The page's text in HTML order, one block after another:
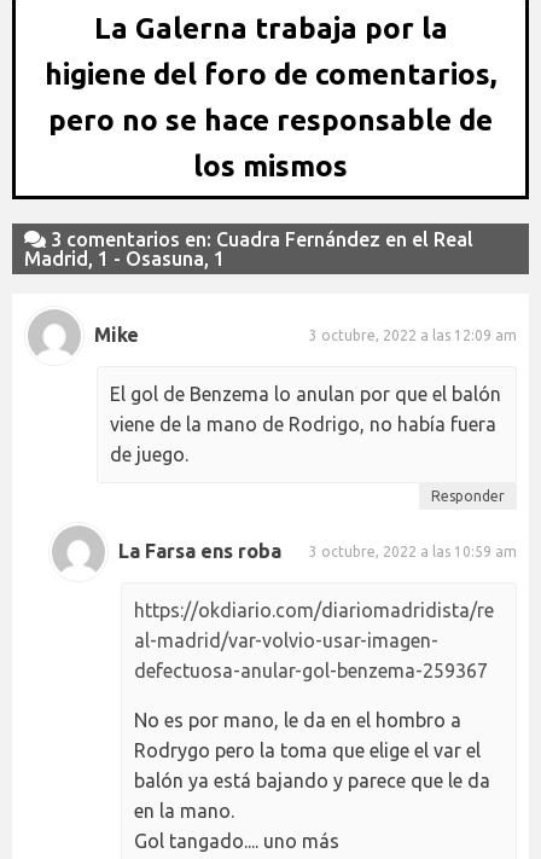
La Galerna trabaja por la
higiene del foro de comentarios,
pero no se hace responsable de
los mismos
3 comentarios en: Cuadra Fernández en el Real
Madrid, 1 - Osasuna, 1
Mike 3 octubre, 2022 a las 12:09 am
El gol de Benzema lo anulan por que el balón
viene de la mano de Rodrigo, no había fuera
de juego.
Responder
La Farsa ens roba 3 octubre, 2022 a las 10:59 am
https://okdiario.com/diariomadridista/re
al-madrid/var-volvio-usar-imagen-
defectuosa-anular-gol-benzema-259367
No es por mano, le da en el hombro a
Rodrygo pero la toma que elige el var el
balón ya está bajando y parece que le da
en la mano.
Gol tangado.... uno más